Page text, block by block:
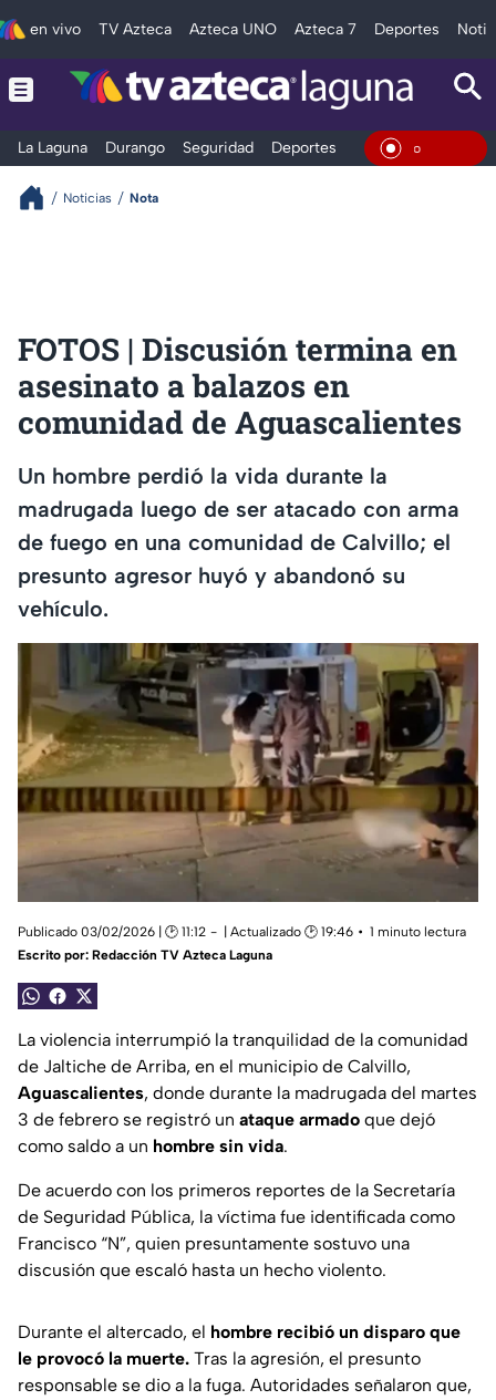
en vivo TV Azteca Azteca UNO Azteca 7 Deportes
La Laguna Durango Seguridad Deportes EntretenimientoEn Vivo
Noticias Nota
FOTOS | Discusión termina en
asesinato a balazos en
comunidad de Aguascalientes
Un hombre perdió la vida durante la
madrugada luego de ser atacado con arma
de fuego en una comunidad de Calvillo; el
presunto agresor huyó y abandonó su
vehículo.
Publicado 03/02/2026 | 🕑 11:12 | Actualizado 🕑 19:46
1 minuto lectura
Escrito por: Redacción TV Azteca Laguna
La violencia interrumpió la tranquilidad de la comunidad
de Jaltiche de Arriba, en el municipio de Calvillo,
Aguascalientes, donde durante la madrugada del martes
3 de febrero se registró un ataque armado que dejó
como saldo a un hombre sin vida.
De acuerdo con los primeros reportes de la Secretaría
de Seguridad Pública, la víctima fue identificada como
Francisco “N”, quien presuntamente sostuvo una
discusión que escaló hasta un hecho violento.
Durante el altercado, el hombre recibió un disparo que
le provocó la muerte. Tras la agresión, el presunto
responsable se dio a la fuga. Autoridades señalaron que,